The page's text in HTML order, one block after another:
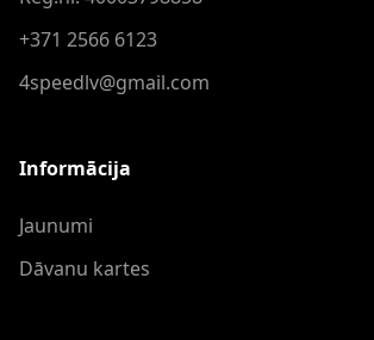
+371 2566 6123
4speedlv@gmail.com
Informācija
Jaunumi
Dāvanu kartes